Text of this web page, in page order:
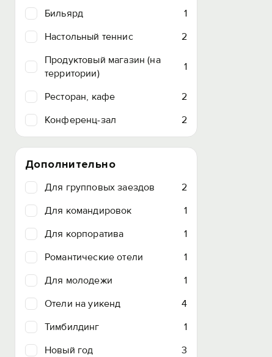
Бильярд
1
Настольный теннис
2
Продуктовый магазин (на
территории)
1
Ресторан, кафе
2
Конференц-зал
2
Дополнительно
Для групповых заездов
2
Для командировок
1
Для корпоратива
1
Романтические отели
1
Для молодежи
1
Отели на уикенд
4
Тимбилдинг
1
Новый год
3